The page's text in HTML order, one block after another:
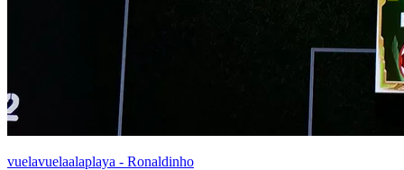
vuelavuelaalaplaya - Ronaldinho